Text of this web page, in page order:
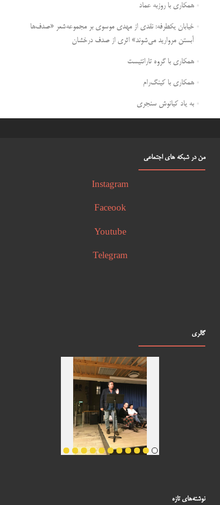
همکاری با روزبه عماد
خیابان یکطرفه: نقدی از مهدی موسوی بر مجموعه‌شعر «صدف‌ها
آبستن مروارید می‌شوند» اثری از صدف درخشان
همکاری با گروه تارانتیست
همکاری با کینگ‌رام
به یاد کیانوش سنجری
من در شبکه های اجتماعی
Instagram
Faceook
Youtube
Telegram
گالری
نوشته‌های تازه